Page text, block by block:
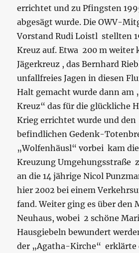
errichtet und zu Pfingsten
abgesägt wurde. Die OWV-
Vorstand Rudi Loistl stellten
Kreuz auf. Etwa 200 m weiter
Jägerkreuz , das Bernhard
unfallfreies Jagen in diesen
Halt gemacht wurde dann am
Kreuz“ das für die glückliche
Krieg errichtet wurde und den
befindlichen Gedenk-
„Wolfenhäusl“ vorbei kam
Kreuzung Umgehungsstraße
an die 14 jährige Nicol
hier 2002 bei einem
fand. Weiter ging es über den
Neuhaus, wobei 2 schöne
Hausgiebeln bewundert
der „Agatha-Kirche“ erklärte